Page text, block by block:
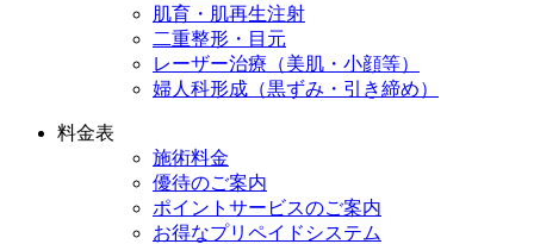
肌育・肌再生注射
二重整形・目元
レーザー治療（美肌・小顔等）
婦人科形成（黒ずみ・引き締め）
料金表
施術料金
優待のご案内
ポイントサービスのご案内
お得なプリペイドシステム